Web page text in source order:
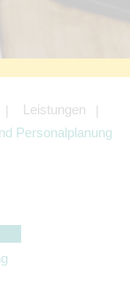
Leistungen
Personalplanung
der
und